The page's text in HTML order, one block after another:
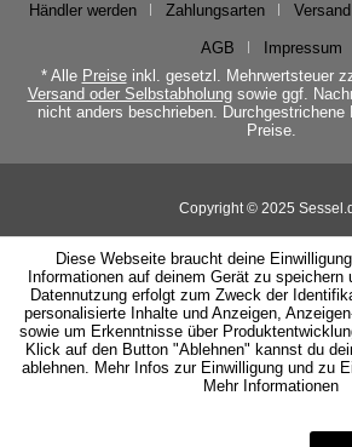
Händler werden Zahlungsarten
AGB
Impressum
* Alle Preiseinkl. gesetzl. Mehrwertsteuer
Versand oder Selbstabholungsowie ggf.
nicht anders beschrieben.
Preise.
Copyright © 2025
Diese Webseite braucht deine
Informationen auf deinem Gerät zu speichern
Datennutzung erfolgt zum Zweck der
personalisierte Inhalte und Anzeigen,
sowie um Erkenntnisse über
Klick auf den Button "Ablehnen" kannst du
ablehnen. Mehr Infos zur Einwilligung und zu
Mehr Informationen